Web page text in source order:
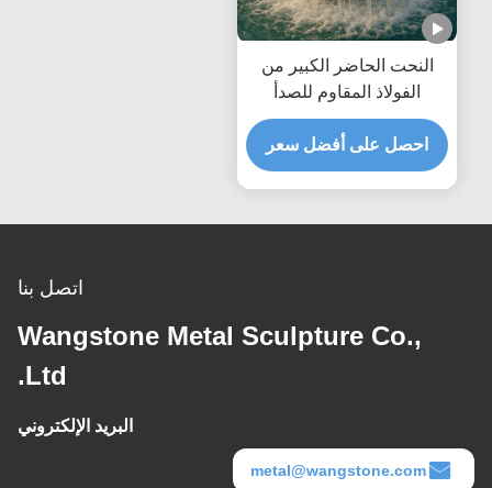
النحت الحاضر الكبير من
الفولاذ المقاوم للصدأ
احصل على أفضل سعر
اتصل بنا
Wangstone Metal Sculpture Co.,
Ltd.
البريد الإلكتروني
metal@wangstone.com